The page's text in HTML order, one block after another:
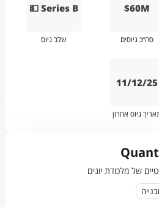
$60M
סה״כ גיוסים
💵 Series B
שלב גיוס
11/12/25
גיוס אחרון
של מלכודת יונים